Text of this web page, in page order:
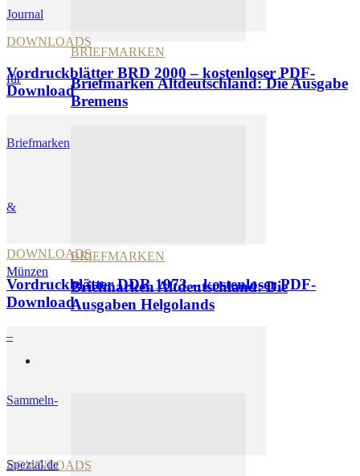
Journal
für
Briefmarken
&
Münzen
–
Sammeln-
Spezial.de
BRIEFMARKEN
Briefmarken Altdeutschland: Die Ausgabe
Bremens
BRIEFMARKEN
Briefmarken Altdeutschland: Die
Ausgaben Helgolands
DOWNLOADS
Vordruckblätter BRD 2000 – kostenloser PDF-
Download
DOWNLOADS
Vordruckblätter DDR 1973 – kostenloser PDF-
Download
DOWNLOADS